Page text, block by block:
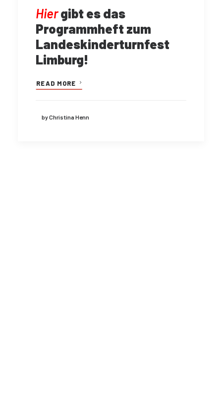
Hiergibt es das
Programmheft zum
Landeskinderturnfest
Limburg!
READ MORE
by Christina Henn